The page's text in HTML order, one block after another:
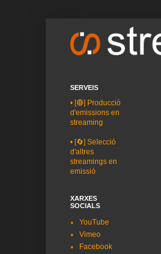
SERVEIS
• [🔴] Producció
d'emissions en
streaming
• [🔄] Selecció
d'altres
streamings en
emissió
XARXES
SOCIALS
YouTube
Vimeo
Facebook